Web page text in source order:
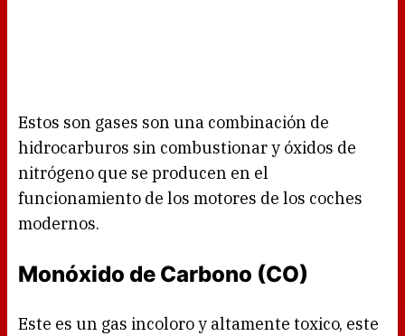
Estos son gases son una combinación de
hidrocarburos sin combustionar y óxidos de
nitrógeno que se producen en el
funcionamiento de los motores de los coches
modernos.
Monóxido de Carbono (CO)
Este es un gas incoloro y altamente toxico, este